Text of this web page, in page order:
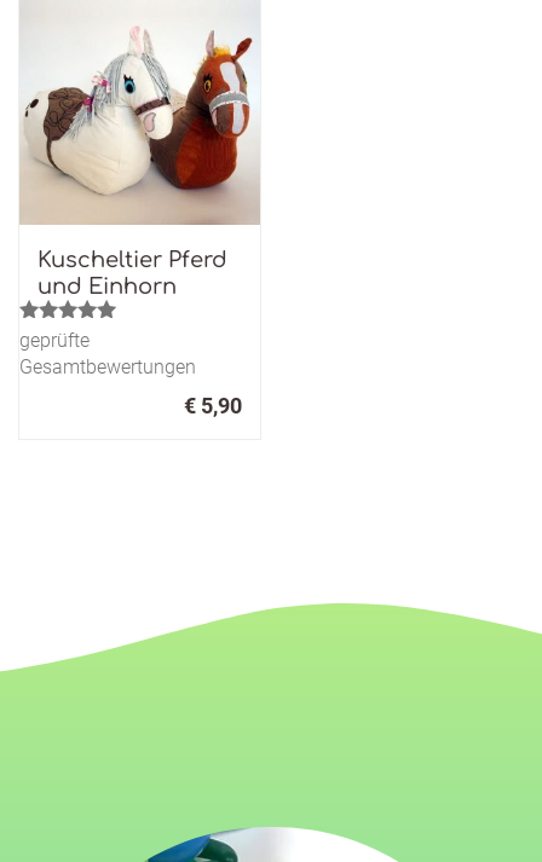
Kuscheltier Pferd
und Einhorn
Bewertet mit
5.00
von 5
geprüfte
Gesamtbewertungen
€5,90